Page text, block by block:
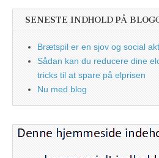
SENESTE INDHOLD PÅ
Brætspil er en sjov og social
Sådan kan du reducere dine
tricks til at spare på elprisen
Nu med blog